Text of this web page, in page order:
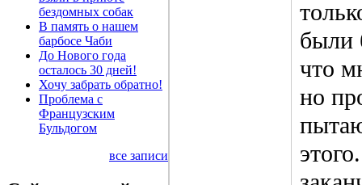
бездомных собак
В память о нашем
барбосе Чаби
До Нового года
осталось 30 дней!
Хочу забрать обратно!
Проблема с
Французским
Бульдогом
все записи
были
что
но